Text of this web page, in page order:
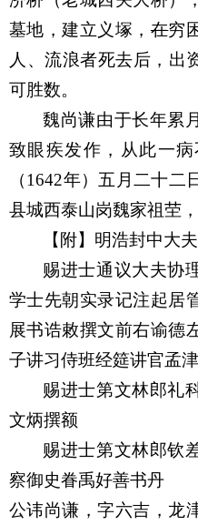
墓地，建立 义塚，在穷
人、流浪者死去后，出
可胜数。
魏尚谦由于长年累
致眼疾发作，从此一
（1642年）五月二十二
县城西泰山岗魏家祖茔
【附】明浩封中大
赐进士通议大夫协
学士先朝实录记注起居
展书诰敕撰文前右谕德
子讲习侍班经筵讲官孟
赐进士第文林郎礼
文炳撰额
赐进士第文林郎钦
察御史眷禹好善书丹
公讳尚谦，字六吉，龙